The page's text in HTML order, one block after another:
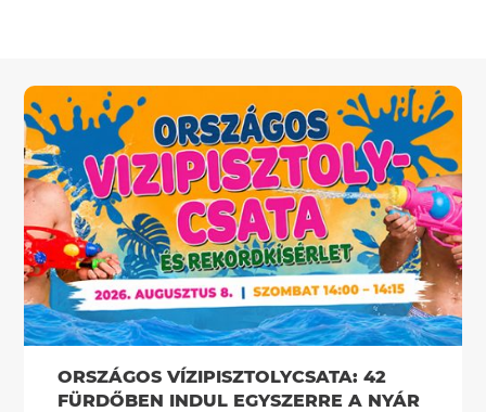
ORSZÁGOS VÍZIPISZTOLYCSATA: 42
FÜRDŐBEN INDUL EGYSZERRE A NYÁR